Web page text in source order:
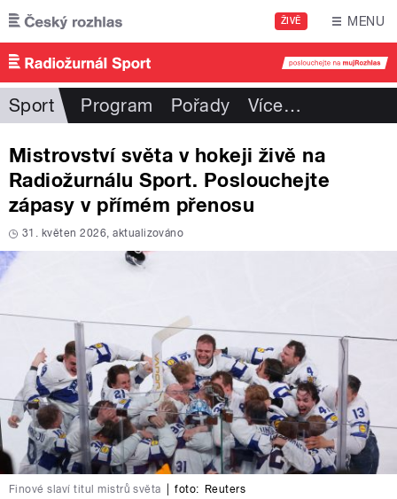
Přejít k hlavnímu obsahu
ŽIVĚ MENU
Sport Program Pořady Více…
Mistrovství světa v hokeji živě na
Radiožurnálu Sport. Poslouchejte
zápasy v přímém přenosu
31. květen 2026, aktualizováno
Finové slaví titul mistrů světa foto: Reuters